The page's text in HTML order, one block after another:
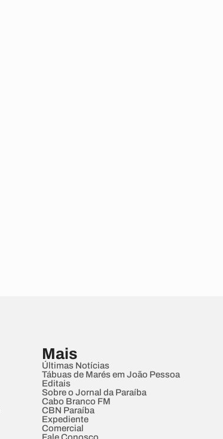
Mais
Últimas Notícias
Tábuas de Marés em João Pessoa
Editais
Sobre o Jornal da Paraíba
Cabo Branco FM
CBN Paraíba
Expediente
Comercial